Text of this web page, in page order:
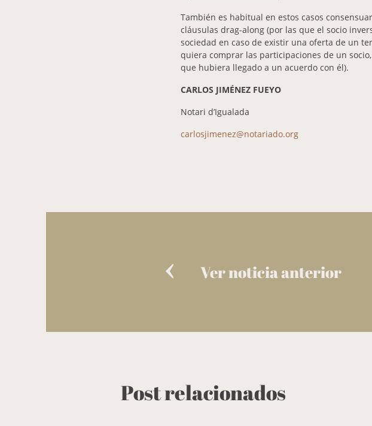
También es habitual en estos casos
cláusulas drag-along (por las que el socio
sociedad en caso de existir una oferta de un
quiera comprar las participaciones de un
que hubiera llegado a un acuerdo con él).
CARLOS JIMÉNEZ FUEYO
Notari d’Igualada
carlosjimenez@notariado.org
Ver noticia anterior
Post relacionados